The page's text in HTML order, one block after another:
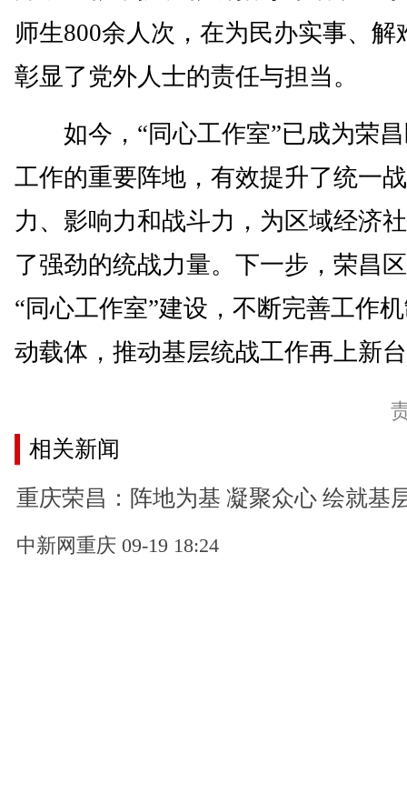
师生800余人次，在为民办实事、解
彰显了党外人士的责任与担当。
如今，“同心工作室”已成为荣昌
工作的重要阵地，有效提升了统一
力、影响力和战斗力，为区域经济
了强劲的统战力量。下一步，荣昌
“同心工作室”建设，不断完善工作
动载体，推动基层统战工作再上新
相关新闻
重庆荣昌：阵地为基 凝聚众心 绘就基
中新网重庆 09-19 18:24